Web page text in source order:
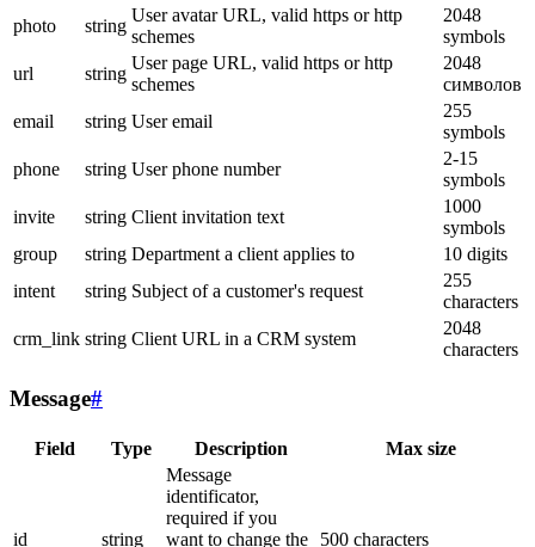
photo
string
User avatar URL, valid https or http
schemes
2048
symbols
url
string
User page URL, valid https or http
schemes
2048
символов
email
string User email
255
symbols
phone
string User phone number
2-15
symbols
invite
string Client invitation text
1000
symbols
group
string Department a client applies to
10 digits
intent
string Subject of a customer's request
255
characters
crm_link string Client URL in a CRM system
2048
characters
Message#
Field Type Description Max size
id string
Message
identificator,
required if you
want to change the
500 characters